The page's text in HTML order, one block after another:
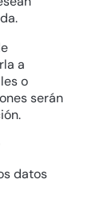
a
o
serán
datos